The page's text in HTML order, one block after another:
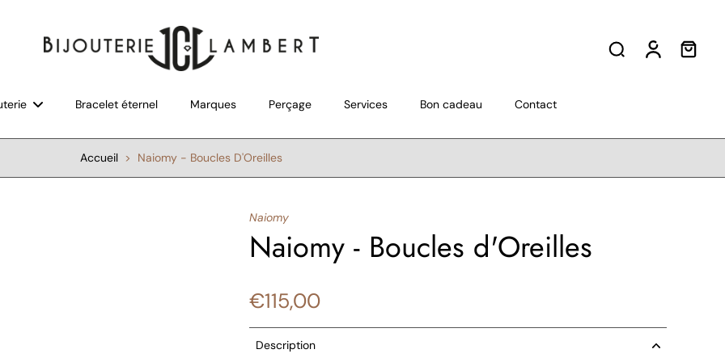
Bracelet éternel Marques Perçage Services Bon cadeau Contact
Accueil > Naiomy - Boucles D'Oreilles
Naiomy
Naiomy - Boucles d'Oreilles
€115,00
Description